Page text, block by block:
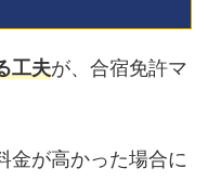
工夫が、合宿免許マ
金が高かった場合に